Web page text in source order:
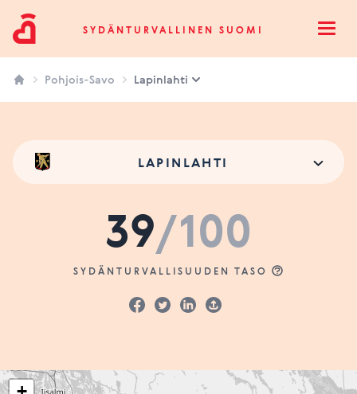
Sydänturvallinen SuomiSYDÄNTURVALLINEN SUOMI
Pohjois-Savo Lapinlahti
LAPINLAHTI
39/100
SYDÄNTURVALLISUUDEN TASO